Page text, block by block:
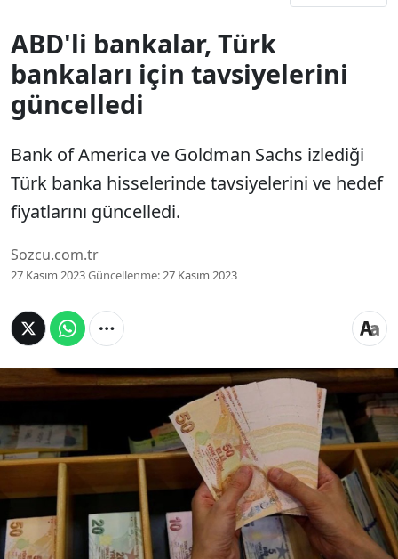
ABD'li bankalar, Türk
bankaları için tavsiyelerini
güncelledi
Bank of America ve Goldman Sachs izlediği
Türk banka hisselerinde tavsiyelerini ve hedef
fiyatlarını güncelledi.
Sozcu.com.tr
27 Kasım 2023Güncellenme:27 Kasım 2023
Bank of America ve Goldman Sachs
izlediği Türk banka hisselerinde
tavsiyelerini ve hedef fiyatlarını
güncelledi.